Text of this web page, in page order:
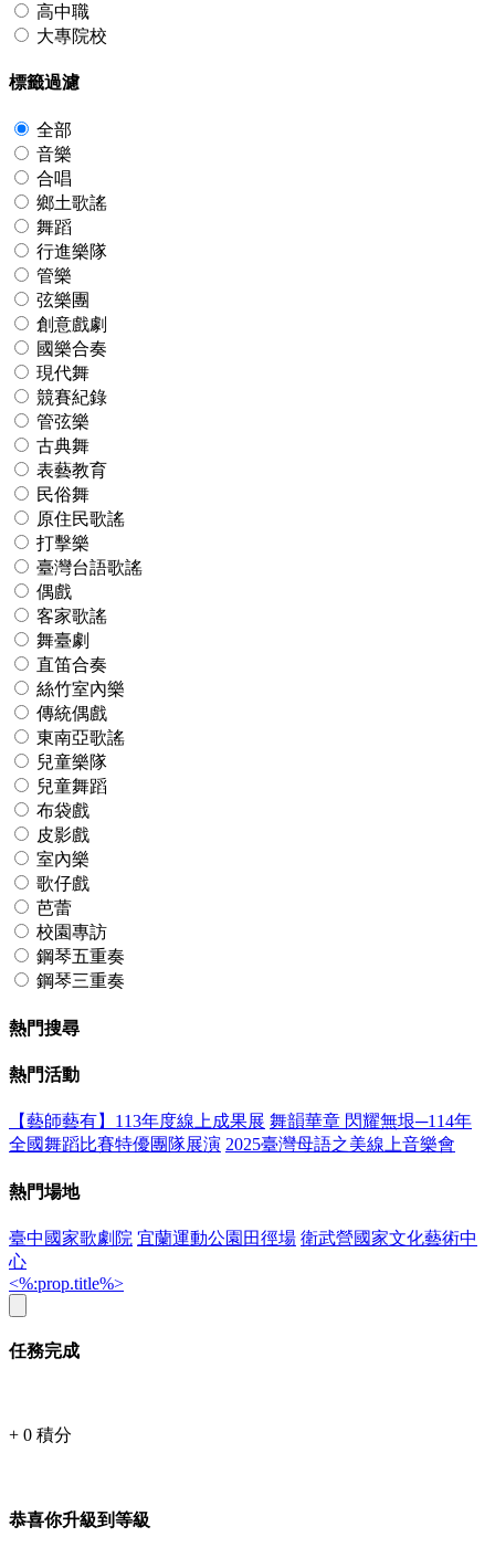
高中職
大專院校
標籤過濾
全部
音樂
合唱
鄉土歌謠
舞蹈
行進樂隊
管樂
弦樂團
創意戲劇
國樂合奏
現代舞
競賽紀錄
管弦樂
古典舞
表藝教育
民俗舞
原住民歌謠
打擊樂
臺灣台語歌謠
偶戲
客家歌謠
舞臺劇
直笛合奏
絲竹室內樂
傳統偶戲
東南亞歌謠
兒童樂隊
兒童舞蹈
布袋戲
皮影戲
室內樂
歌仔戲
芭蕾
校園專訪
鋼琴五重奏
鋼琴三重奏
熱門搜尋
熱門活動
【藝師藝有】113年度線上成果展 舞韻華章 閃耀無垠─114年
全國舞蹈比賽特優團隊展演 2025臺灣母語之美線上音樂會
熱門場地
臺中國家歌劇院 宜蘭運動公園田徑場 衛武營國家文化藝術中
心
<%:prop.title%>
任務完成
+ 0 積分
恭喜你升級到等級